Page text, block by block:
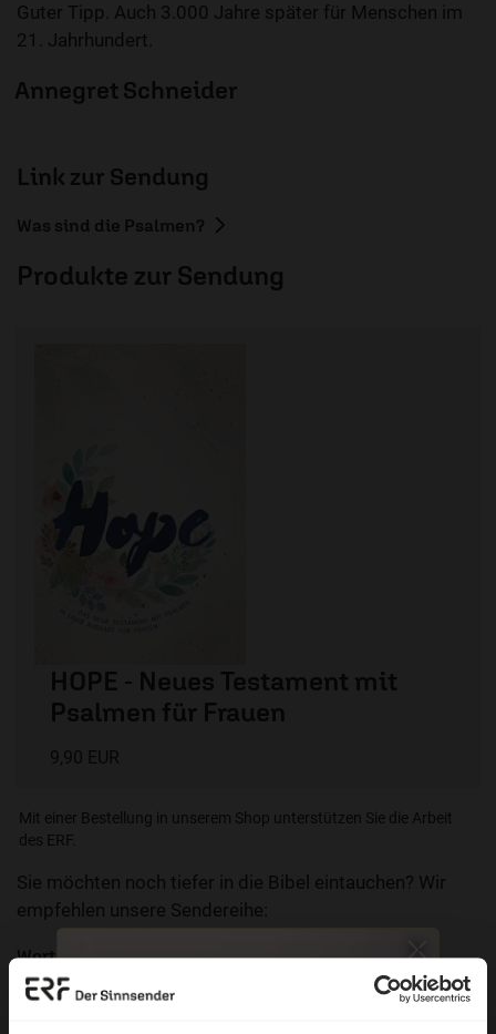
Guter Tipp. Auch 3.000 Jahre später für Menschen im
21. Jahrhundert.
Annegret Schneider
Link zur Sendung
Was sind die Psalmen?
Produkte zur Sendung
HOPE - Neues Testament mit
Psalmen für Frauen
9,90 EUR
Mit einer Bestellung in unserem Shop unterstützen Sie die Arbeit
des ERF.
Sie möchten noch tiefer in die Bibel eintauchen? Wir
empfehlen unsere Sendereihe:
Wort zum Tag